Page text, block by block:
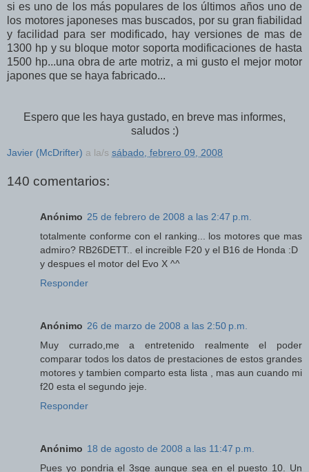
si es uno de los más populares de los últimos años uno de
los motores japoneses mas buscados, por su gran fiabilidad
y facilidad para ser modificado, hay versiones de mas de
1300 hp y su bloque motor soporta modificaciones de hasta
1500 hp...una obra de arte motriz, a mi gusto el mejor motor
japones que se haya fabricado...
Espero que les haya gustado, en breve mas informes,
saludos :)
Javier (McDrifter) a la/s sábado, febrero 09, 2008
140 comentarios:
Anónimo 25 de febrero de 2008 a las 2:47 p.m.
totalmente conforme con el ranking... los motores que mas
admiro? RB26DETT.. el increible F20 y el B16 de Honda :D
y despues el motor del Evo X ^^
Responder
Anónimo 26 de marzo de 2008 a las 2:50 p.m.
Muy currado,me a entretenido realmente el poder
comparar todos los datos de prestaciones de estos grandes
motores y tambien comparto esta lista , mas aun cuando mi
f20 esta el segundo jeje.
Responder
Anónimo 18 de agosto de 2008 a las 11:47 p.m.
Pues yo pondria el 3sge aunque sea en el puesto 10. Un